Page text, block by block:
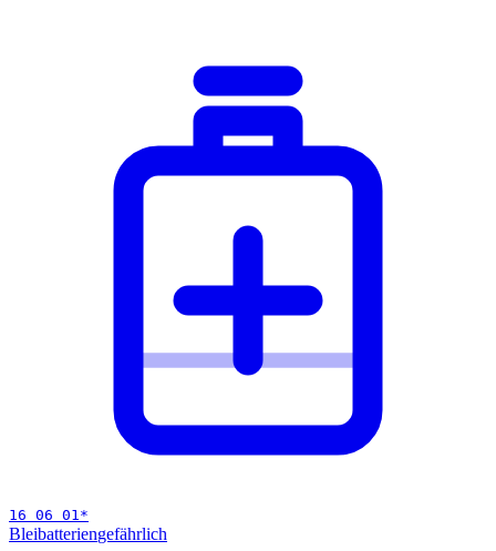
16 06 01 *
Bleibatteriengefährlich